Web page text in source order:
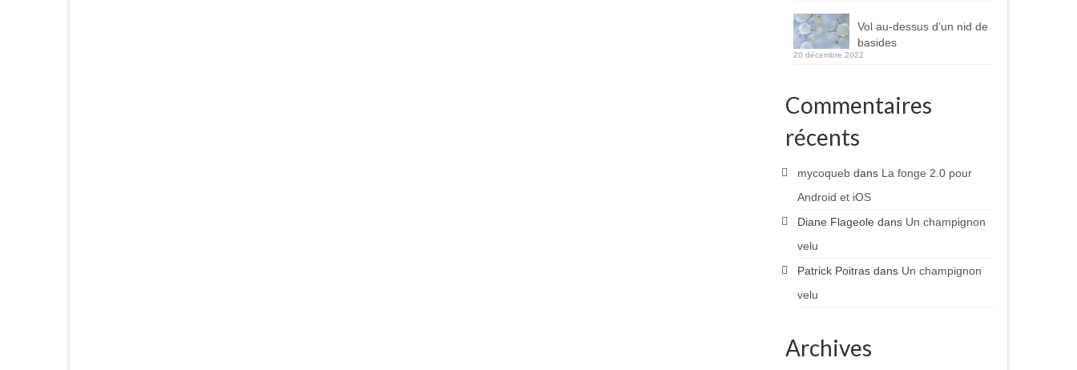
Vol au-dessus d’un nid de
basides
20 décembre 2022
Commentaires
récents
mycoquebdans La fonge 2.0 pour
Android et iOS
Diane Flageole dans Un champignon
velu
Patrick Poitrasdans Un champignon
velu
Archives